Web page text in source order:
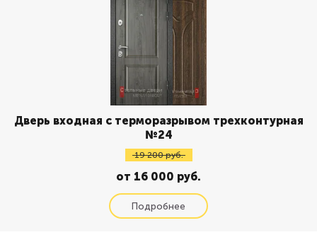
Дверь входная с терморазрывом трехконтурная
№24
19 200 руб.
от 16 000 руб.